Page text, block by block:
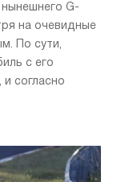
G-
на очевидные
По сути,
с его
согласно